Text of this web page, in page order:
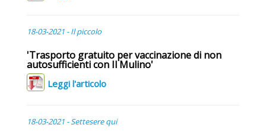
18-03-2021 - Il piccolo
'Trasporto gratuito per vaccinazione di non
autosufficienti con Il Mulino'
Leggi l'articolo
18-03-2021 - Settesere qui